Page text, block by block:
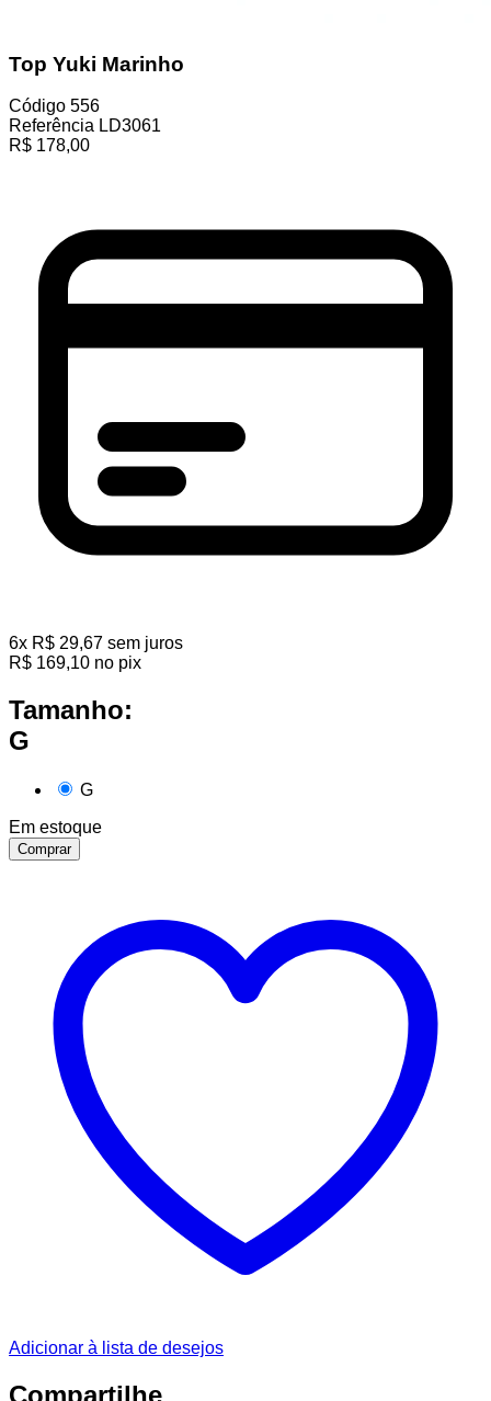
Top Yuki Marinho
Código 556
Referência LD3061
R$ 178,00
6x R$ 29,67 sem juros
R$ 169,10 no pix
Tamanho:
G
G
Em estoque
Comprar
Adicionar à lista de desejos